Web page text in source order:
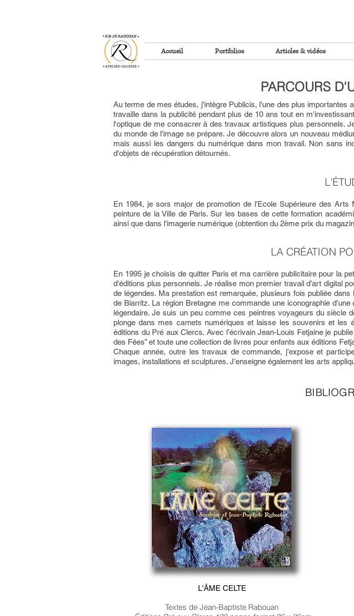
Accueil Portfolios Articles & vidéos
PARCOURS
Au terme de mes études, j'intègre Publicis, l'une des plus importantes
travaille dans la publicité pendant plus de 10 ans tout en
l'optique de me consacrer à des travaux artistiques plus personnels.
du monde de l'image se prépare. Je découvre alors un nouveau
mais aussi les dangers du numérique dans mon travail. Non sans
d'objets de récupération détournés.
En 1984, je sors major de promotion de l'Ecole Supérieure des
peinture de la Ville de Paris. Sur les bases de cette formation
ainsi que dans l'imagerie numérique (obtention du 2ème prix du
LA CRÉATION
En 1995 je choisis de quitter Paris et ma carrière publicitaire pour la
d'éditions plus personnels. Je réalise mon premier travail d’art digital
de légendes. Ma prestation est remarquée, plusieurs fois publiée
de Biarritz. La région Bretagne me commande une iconographie
légendaire. Je suis un peu comme ces peintres voyageurs du siècle
plonge dans mes carnets numériques et laisse les souvenirs et les
éditions du Pré aux Clercs. Avec l’écrivain Jean-Louis Fetjaine je
des Fées” et toute une collection de livres pour enfants aux éditions
Chaque année, outre les travaux de commande, j’expose et
images, installations et sculptures. J’enseigne également les arts
L'ÂME CELTE
Textes de Jean-Baptiste Rabouan